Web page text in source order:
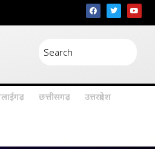
छत्तीसगढ़ उत्तरप्रदेश